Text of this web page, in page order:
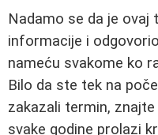
Nadamo se da je
informacije i
nameću svakome ko
Bilo da ste tek na
zakazali termin,
svake godine prolazi